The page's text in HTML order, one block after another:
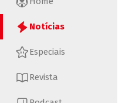
Notícias
Especiais
Revista